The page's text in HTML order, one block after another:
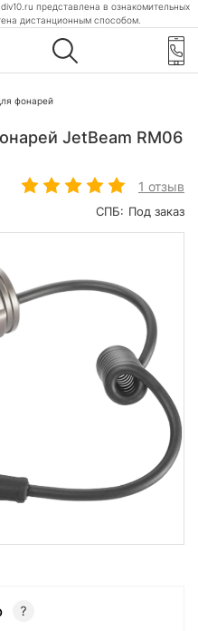
представлена в ознакомительных
дистанционным способом.
фонарей
JetBeam RM06
1 отзыв
СПБ: Под заказ